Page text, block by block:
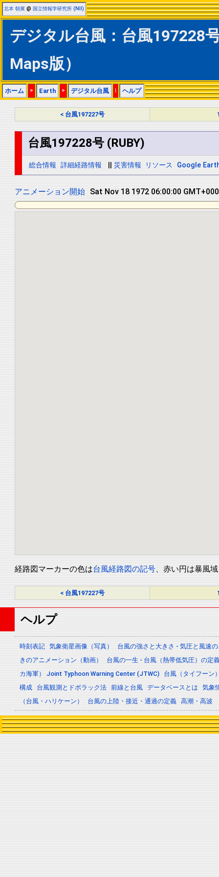
北本 朝展 @ 国立情報学研究所 (NII)
デジタル台風：台風197228
Maps版）
ホーム > Earth > デジタル台風 | ヘルプ
< 台風197227号
台風197228号 (RUBY)
総合情報 詳細経路情報 災害情報 リソース Google
アニメーション開始 Sat Nov 18 1972 18:00:00
経路図マーカーの色は台風経路図の記号、赤い円は暴風
< 台風197227号
ヘルプ
時刻表記 気象衛星画像（写真）
台風の強さと大きさ - 気圧と風速
きのアニメーション（動画）
台風の一生 - 台風（熱帯低気圧）の定
カ海軍） Joint Typhoon Warning Center (JTWC)
台風（タイフーン
構成
台風観測とドボラック法 前線と台風 データベースとは
気象
（台風・ハリケーン）
台風の上陸・接近・通過の定義 高潮・高波